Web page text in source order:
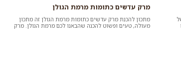
מרק עדשים כתומות מרמת הגולן
מתכון להכנת מרק עדשים כתומות מרמת הגולן זה מתכון
מעולה, טעים ופשוט להכנה שהבאנו לכם מרמת הגולן. מרק